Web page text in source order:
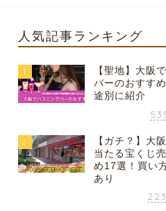
人気記事ランキング
1
【聖地】大阪
バーのおすす
途別に紹介
2
【ガチ？】大
当たる宝くじ
め17選！買い
あり